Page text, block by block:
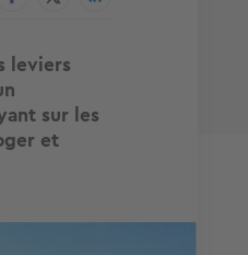
leviers
sur les
et